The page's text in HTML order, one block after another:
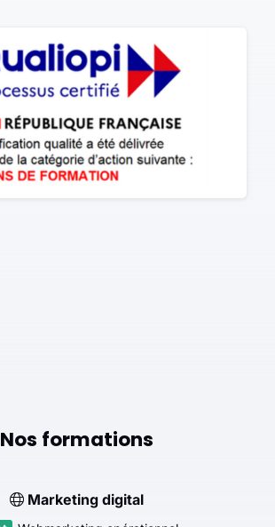
Nos formations
Marketing digital